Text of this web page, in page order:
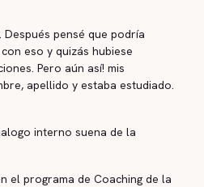
Después pensé que podría
eso y quizás hubiese
Pero aún así! mis
apellido y estaba estudiado.
interno suena de la
el programa de Coaching de la